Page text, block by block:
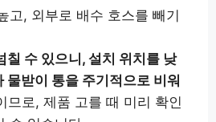
고, 외부로 배수 호스를 빼기
칠 수 있으니, 설치 위치를 낮
물받이 통을 주기적으로 비워
므로, 제품 고를 때 미리 확인